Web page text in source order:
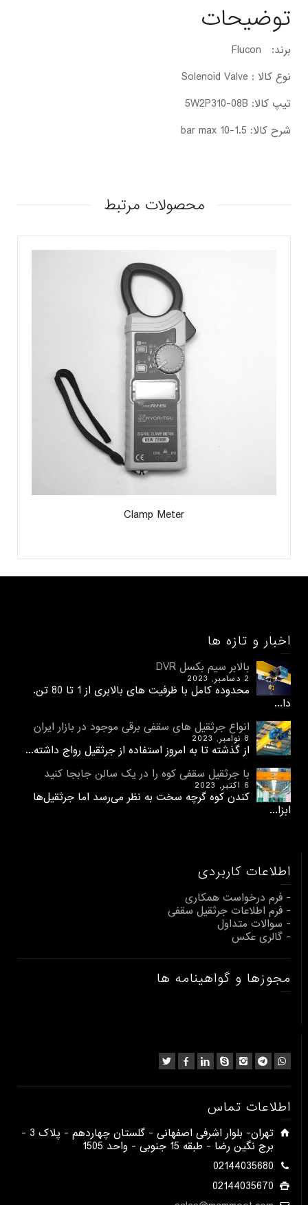
توضیحات
برند: Flucon
نوع کالا : Solenoid Valve
تیپ کالا: 5W2P310-08B
شرح کالا: 1.5-10 bar max
محصولات مرتبط
Clamp Meter
اخبار و تازه ها
بالابر سیم بکسل DVR
2 دسامبر, 2023
محدوده کامل با ظرفیت های بالابری از 1 تا 80 تن.
دا...
انواع جرثقیل های سقفی برقی موجود در بازار ایران
8 نوامبر, 2023
از گذشته تا به امروز استفاده از جرثقیل رواج داشته...
با جرثقیل سقفی کوه را در یک سالن جابجا کنید
6 اکتبر, 2023
کندن کوه گرچه سخت به نظر می‌رسد اما جرثقیل‌ها
ابزا...
اطلاعات کاربردی
- فرم درخواست همکاری
- فرم اطلاعات جرثقیل سقفی
- سوالات متداول
- گالری عکس
مجوزها و گواهینامه ها
اطلاعات تماس
​تهران- بلوار اشرفی اصفهانی - گلستان چهاردهم - پلاک 3 -
برج نگین رضا - طبقه 15 جنوبی - واحد 1505​
02144035680
02144035670